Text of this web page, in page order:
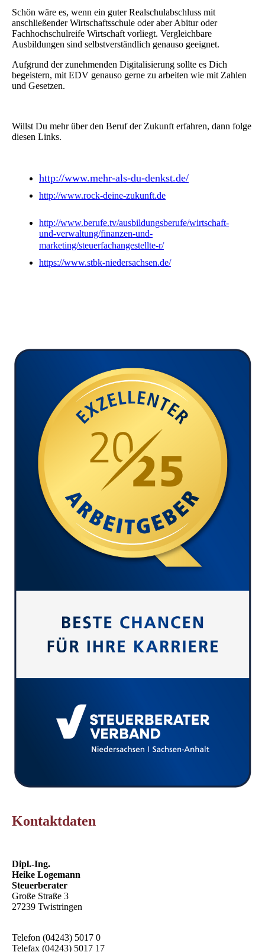
Schön wäre es, wenn ein guter Realschulabschluss mit
anschließender Wirtschaftsschule oder aber Abitur oder
Fachhochschulreife Wirtschaft vorliegt. Vergleichbare
Ausbildungen sind selbstverständlich genauso geeignet.
Aufgrund der zunehmenden Digitalisierung sollte es Dich
begeistern, mit EDV genauso gerne zu arbeiten wie mit Zahlen
und Gesetzen.
Willst Du mehr über den Beruf der Zukunft erfahren, dann folge
diesen Links.
http://www.mehr-als-du-denkst.de/
http://www.rock-deine-zukunft.de
http://www.berufe.tv/ausbildungsberufe/wirtschaft-
und-verwaltung/finanzen-und-
marketing/steuerfachangestellte-r/
https://www.stbk-niedersachsen.de/
Kontaktdaten
Dipl.-Ing.
Heike Logemann
Steuerberater
Große Straße 3
27239 Twistringen
Telefon (04243) 5017 0
Telefax (04243) 5017 17